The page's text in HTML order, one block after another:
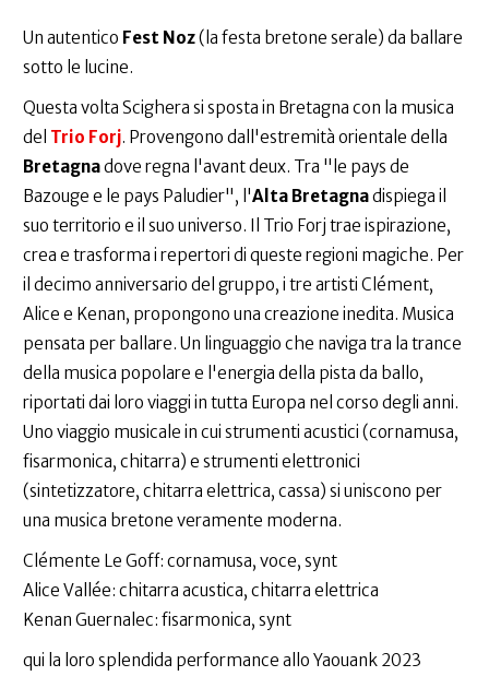
Un autentico Fest Noz(la festa bretone serale) da ballare
sotto le lucine.
Questa volta Scighera si sposta in Bretagna con la musica
del Trio Forj. Provengono dall'estremità orientale della
Bretagnadove regna l'avant deux. Tra "le pays de
Bazouge e le pays Paludier", l'Alta Bretagnadispiega il
suo territorio e il suo universo. Il Trio Forj trae ispirazione,
crea e trasforma i repertori di queste regioni magiche. Per
il decimo anniversario del gruppo, i tre artisti Clément,
Alice e Kenan, propongono una creazione inedita. Musica
pensata per ballare. Un linguaggio che naviga tra la trance
della musica popolare e l'energia della pista da ballo,
riportati dai loro viaggi in tutta Europa nel corso degli anni.
Uno viaggio musicale in cui strumenti acustici (cornamusa,
fisarmonica, chitarra) e strumenti elettronici
(sintetizzatore, chitarra elettrica, cassa) si uniscono per
una musica bretone veramente moderna.
Clémente Le Goff: cornamusa, voce, synt
Alice Vallée: chitarra acustica, chitarra elettrica
Kenan Guernalec: fisarmonica, synt
qui la loro splendida performance allo Yaouank 2023